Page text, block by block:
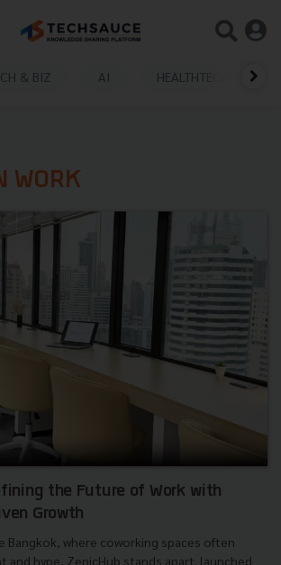
& BIZ AI HEALTHTECH
WORK
the Future of Work with
Growth
Bangkok, where coworking spaces often
and hype, ZenicHub stands apart. launched